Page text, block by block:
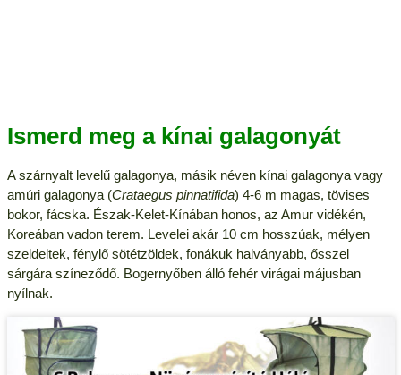
Ismerd meg a kínai galagonyát
A szárnyalt levelű galagonya, másik néven kínai galagonya vagy
amúri galagonya (Crataegus pinnatifida) 4-6 m magas, tövises
bokor, fácska. Észak-Kelet-Kínában honos, az Amur vidékén,
Koreában vadon terem. Levelei akár 10 cm hosszúak, mélyen
szeldeltek, fénylő sötétzöldek, fonákuk halványabb, ősszel
sárgára színeződő. Bogernyőben álló fehér virágai májusban
nyílnak.